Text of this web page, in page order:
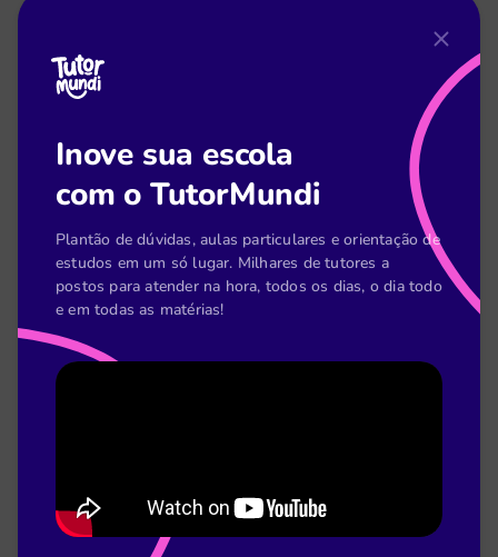
[Planilha] Acompanhamento pedagógico do
coordenador
Inove sua escola
com o TutorMundi
Plantão de dúvidas, aulas particulares e orientação de
estudos em um só lugar. Milhares de tutores a
postos para atender na hora, todos os dias, o dia todo
e em todas as matérias!